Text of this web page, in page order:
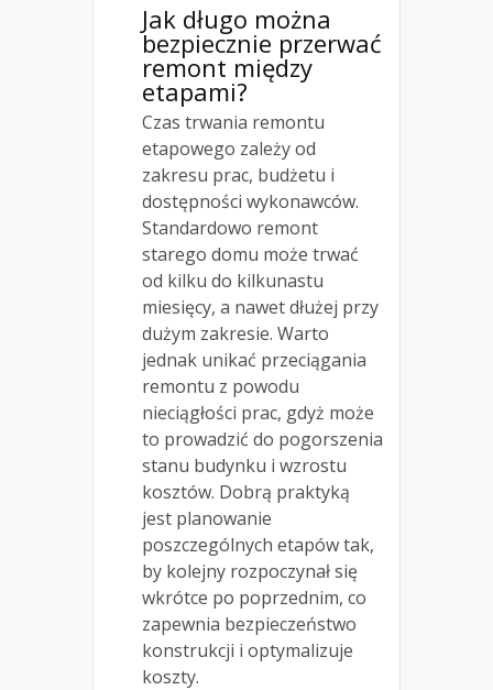
Jak długo można
bezpiecznie przerwać
remont między
etapami?
Czas trwania remontu
etapowego zależy od
zakresu prac, budżetu i
dostępności wykonawców.
Standardowo remont
starego domu może trwać
od kilku do kilkunastu
miesięcy, a nawet dłużej przy
dużym zakresie. Warto
jednak unikać przeciągania
remontu z powodu
nieciągłości prac, gdyż może
to prowadzić do pogorszenia
stanu budynku i wzrostu
kosztów. Dobrą praktyką
jest planowanie
poszczególnych etapów tak,
by kolejny rozpoczynał się
wkrótce po poprzednim, co
zapewnia bezpieczeństwo
konstrukcji i optymalizuje
koszty.